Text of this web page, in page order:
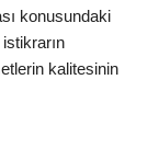
konusundaki
kalitesinin